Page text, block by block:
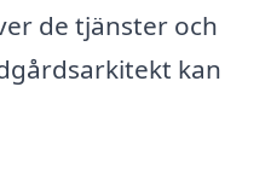
de tjänster och
kan